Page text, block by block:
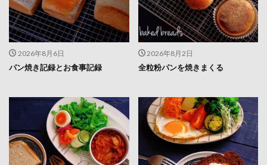
2026年8月6日
パン焼き記録とお食事記録
2026年8月2日
全粒粉パンを焼きまくる